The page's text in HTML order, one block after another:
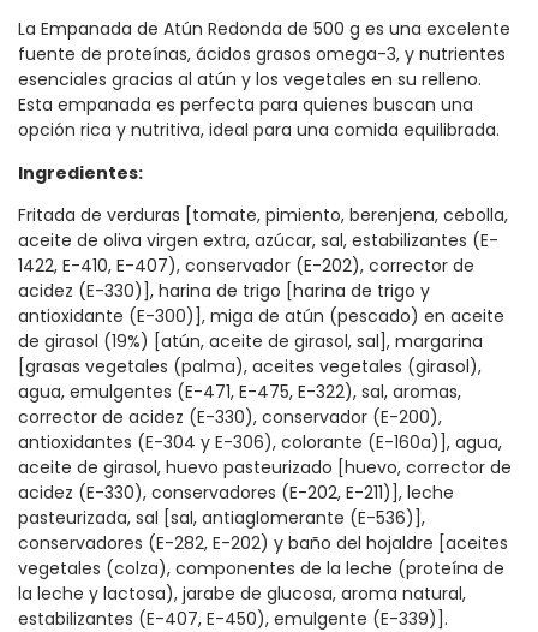
La Empanada de Atún Redonda de 500 g es una excelente
fuente de proteínas, ácidos grasos omega-3, y nutrientes
esenciales gracias al atún y los vegetales en su relleno.
Esta empanada es perfecta para quienes buscan una
opción rica y nutritiva, ideal para una comida equilibrada.
Ingredientes:
Fritada de verduras [tomate, pimiento, berenjena, cebolla,
aceite de oliva virgen extra, azúcar, sal, estabilizantes (E-
1422, E-410, E-407), conservador (E-202), corrector de
acidez (E-330)], harina de trigo [harina de trigo y
antioxidante (E-300)], miga de atún (pescado) en aceite
de girasol (19%) [atún, aceite de girasol, sal], margarina
[grasas vegetales (palma), aceites vegetales (girasol),
agua, emulgentes (E-471, E-475, E-322), sal, aromas,
corrector de acidez (E-330), conservador (E-200),
antioxidantes (E-304 y E-306), colorante (E-160a)], agua,
aceite de girasol, huevo pasteurizado [huevo, corrector de
acidez (E-330), conservadores (E-202, E-211)], leche
pasteurizada, sal [sal, antiaglomerante (E-536)],
conservadores (E-282, E-202) y baño del hojaldre [aceites
vegetales (colza), componentes de la leche (proteína de
la leche y lactosa), jarabe de glucosa, aroma natural,
estabilizantes (E-407, E-450), emulgente (E-339)].